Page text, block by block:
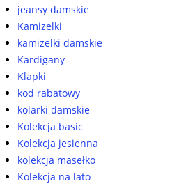
jeansy damskie
Kamizelki
kamizelki damskie
Kardigany
Klapki
kod rabatowy
kolarki damskie
Kolekcja basic
Kolekcja jesienna
kolekcja masełko
Kolekcja na lato